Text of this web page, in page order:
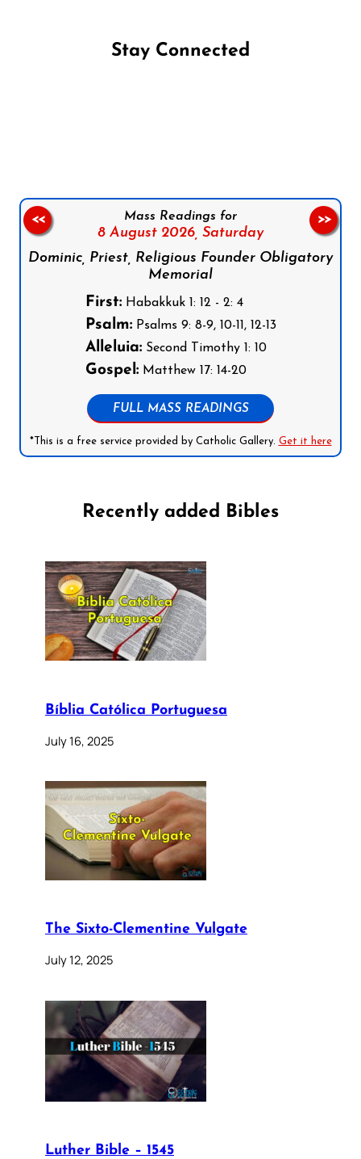
Stay Connected
Mass Readings for
8 August 2026, Saturday
Dominic, Priest, Religious Founder Obligatory
Memorial
First:Habakkuk 1: 12 - 2: 4
Psalm:Psalms 9: 8-9, 10-11, 12-13
Alleluia:Second Timothy 1: 10
Gospel:Matthew 17: 14-20
FULL MASS READINGS
*This is a free service provided by Catholic Gallery. Get it here
<< >>
Recently added Bibles
Bíblia Católica Portuguesa
July 16, 2025
The Sixto-Clementine Vulgate
July 12, 2025
Luther Bible – 1545